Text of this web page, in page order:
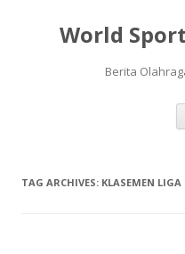
World
Berita
TAG ARCHIVES: KLASEMEN